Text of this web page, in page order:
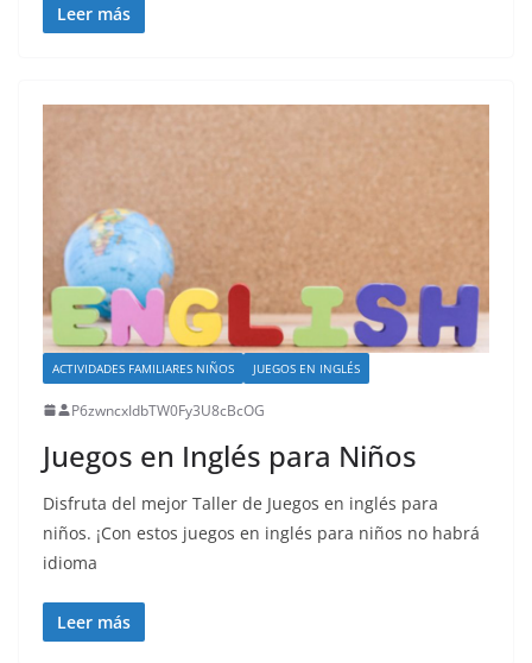
Leer más
ACTIVIDADES FAMILIARES NIÑOS JUEGOS EN INGLÉS
P6zwncxIdbTW0Fy3U8cBcOG
Juegos en Inglés para Niños
Disfruta del mejor Taller de Juegos en inglés para
niños. ¡Con estos juegos en inglés para niños no habrá
idioma
Leer más